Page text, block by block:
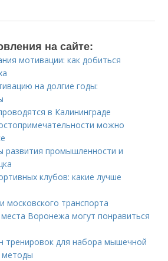
на сайте:
мотивации: как добиться
на долгие годы:
в Калининграде
можно
развития промышленности и
клубов: какие лучше
московского транспорта
Воронежа могут понравиться
тренировок для набора мышечной
методы